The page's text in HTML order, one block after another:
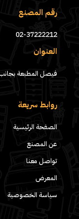
رقم المصنع
02-37222212
العنوان
فيصل المطبعة بجانب
روابط سريعة
الصفحة الرئيسية
عن المصنع
تواصل معنا
المعرض
سياسة الخصوصية